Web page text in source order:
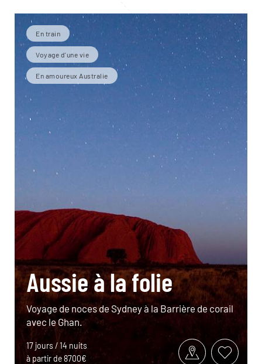
En train
Voyage d'une vie
En amoureux Australie
Aussie à la folie
Voyage de noces de Sydney à la Barrière de corail
avec le Ghan.
17 jours / 14 nuits
à partir de 8700€